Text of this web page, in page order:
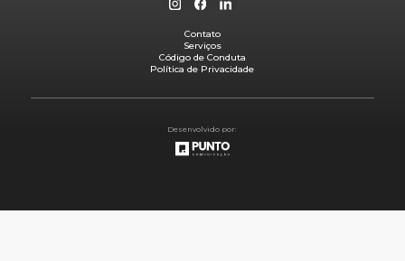
Contato
Serviços
Código de Conduta
Política de Privacidade
Desenvolvido por: